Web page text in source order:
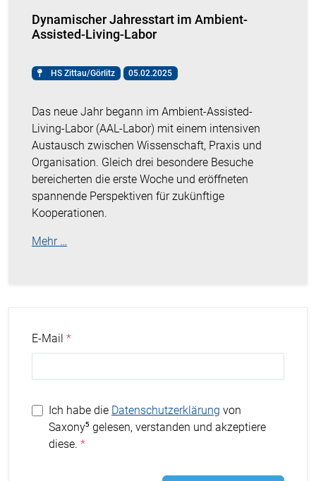
Dynamischer Jahresstart im Ambient-
Assisted-Living-Labor
HS Zittau/Görlitz 05.02.2025
Das neue Jahr begann im Ambient-Assisted-
Living-Labor (AAL-Labor) mit einem intensiven
Austausch zwischen Wissenschaft, Praxis und
Organisation. Gleich drei besondere Besuche
bereicherten die erste Woche und eröffneten
spannende Perspektiven für zukünftige
Kooperationen.
Mehr …
E-Mail
Ich habe die Datenschutzerklärung von
Saxony⁵ gelesen, verstanden und akzeptiere
diese.